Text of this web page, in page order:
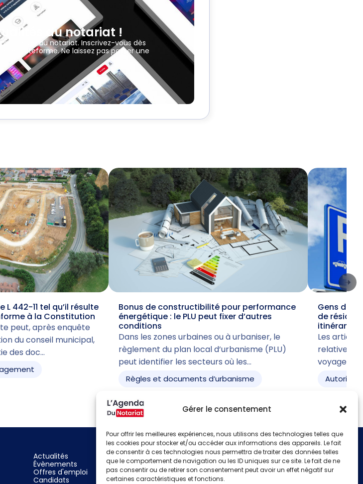
Gérer le consentement
Pour offrir les meilleures expériences, nous utilisons des technologies telles que
les cookies pour stocker et/ou accéder aux informations des appareils. Le fait
de consentir à ces technologies nous permettra de traiter des données telles
que le comportement de navigation ou les ID uniques sur ce site. Le fait de ne
pas consentir ou de retirer son consentement peut avoir un effet négatif sur
certaines caractéristiques et fonctions.
du notariat !
monde du notariat. Inscrivez-vous dès
plateforme. Ne laissez pas passer une
L 442-11 tel qu’il résulte
à la Constitution
peut, après enquête
du conseil municipal,
des doc…
Bonus de constructibilité pour performance
énergétique : le PLU peut fixer d’autres
conditions
Dans les zones urbaines ou à urbaniser, le
règlement du plan local d’urbanisme (PLU)
peut identifier les secteurs où les…
Règles et documents d’urbanisme
Gens du
de
itinérant
Les
relative à
voyage
Actualités
Évènements
Offres d'emploi
Candidats
S'identifier
Créer un compte